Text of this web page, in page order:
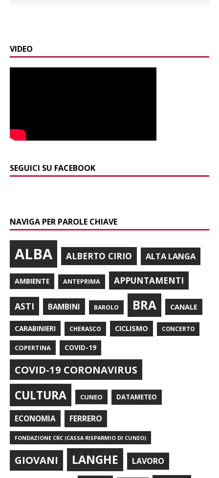
VIDEO
SEGUICI SU FACEBOOK
NAVIGA PER PAROLE CHIAVE
ALBA ALBERTO CIRIO ALTA LANGA
AMBIENTE ANTEPRIMA APPUNTAMENTI
ASTI BAMBINI BAROLO BRA CANALE
CARABINIERI CHERASCO CICLISMO CONCERTO
COPERTINA COVID-19
COVID-19 CORONAVIRUS
CULTURA CUNEO DATAMETEO
ECONOMIA FERRERO
FONDAZIONE CRC (CASSA RISPARMIO DI CUNEO)
GIOVANI LANGHE LAVORO